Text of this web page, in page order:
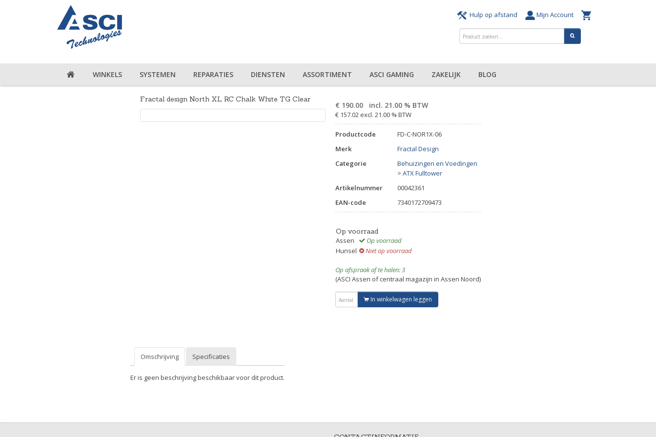
Hulp op afstand Mijn Account
WINKELS SYSTEMEN REPARATIES DIENSTEN ASSORTIMENT ASCI GAMING ZAKELIJK BLOG
Fractal design North XL RC Chalk White TG Clear
€ 190.00 incl. 21.00 % BTW
€ 157.02 excl. 21.00 % BTW
Productcode
FD-C-NOR1X-06
Merk
Fractal Design
Categorie
Behuizingen en Voedingen
> ATX Fulltower
Artikelnummer
00042361
EAN-code
7340172709473
Op voorraad
Assen
Op voorraad
Hunsel
Niet op voorraad
Op afspraak af te halen: 3
(ASCI Assen of centraal magazijn in Assen Noord)
In winkelwagen leggen
Omschrijving Specificaties
Er is geen beschrijving beschikbaar voor dit product.